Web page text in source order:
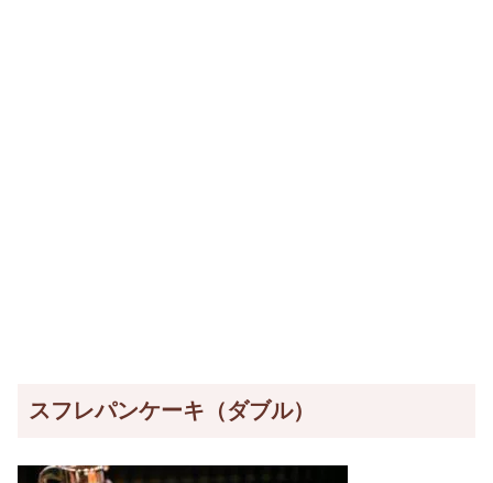
スフレパンケーキ（ダブル）